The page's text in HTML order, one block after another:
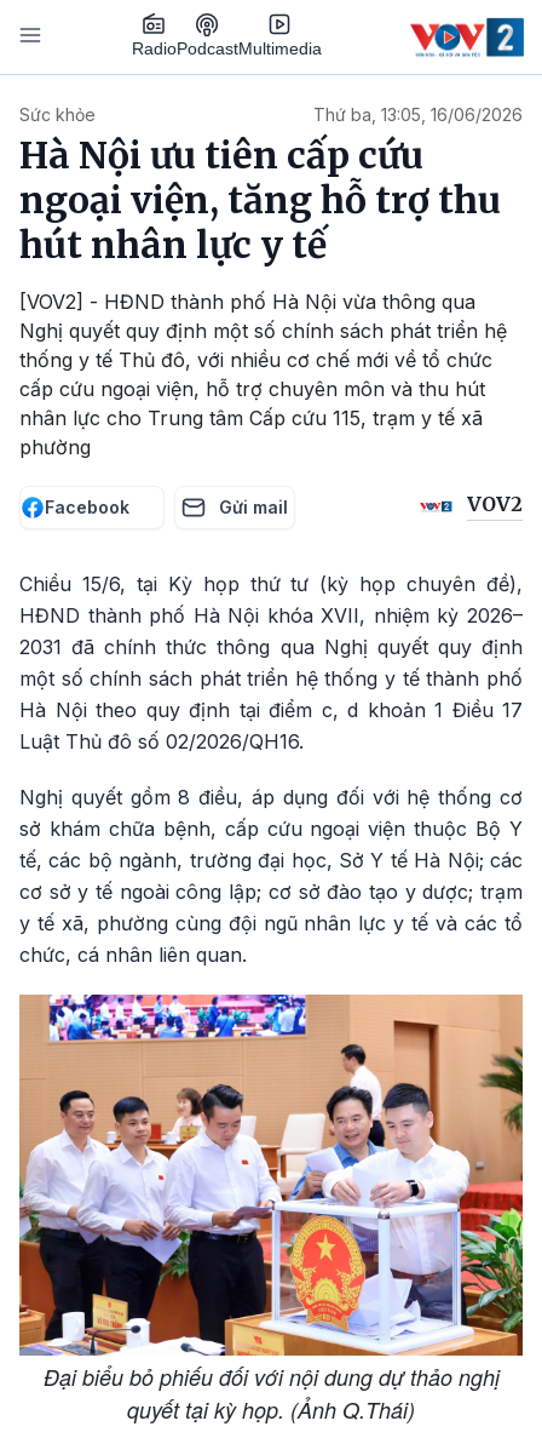
Nhảy đến nội dung
RadioPodcastMultimedia
Sức khỏe Thứ ba, 13:05, 16/06/2026
Hà Nội ưu tiên cấp cứu
ngoại viện, tăng hỗ trợ thu
hút nhân lực y tế
[VOV2] - HĐND thành phố Hà Nội vừa thông qua
Nghị quyết quy định một số chính sách phát triển hệ
thống y tế Thủ đô, với nhiều cơ chế mới về tổ chức
cấp cứu ngoại viện, hỗ trợ chuyên môn và thu hút
nhân lực cho Trung tâm Cấp cứu 115, trạm y tế xã
phường
Facebook Gửi mail VOV2
Chiều 15/6, tại Kỳ họp thứ tư (kỳ họp chuyên đề),
HĐND thành phố Hà Nội khóa XVII, nhiệm kỳ 2026–
2031 đã chính thức thông qua Nghị quyết quy định
một số chính sách phát triển hệ thống y tế thành phố
Hà Nội theo quy định tại điểm c, d khoản 1 Điều 17
Luật Thủ đô số 02/2026/QH16.
Nghị quyết gồm 8 điều, áp dụng đối với hệ thống cơ
sở khám chữa bệnh, cấp cứu ngoại viện thuộc Bộ Y
tế, các bộ ngành, trường đại học, Sở Y tế Hà Nội; các
cơ sở y tế ngoài công lập; cơ sở đào tạo y dược; trạm
y tế xã, phường cùng đội ngũ nhân lực y tế và các tổ
chức, cá nhân liên quan.
Đại biểu bỏ phiếu đối với nội dung dự thảo nghị
quyết tại kỳ họp. (Ảnh Q.Thái)